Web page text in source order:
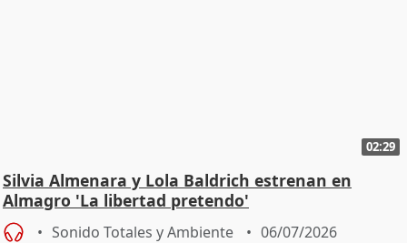
02:29
Silvia Almenara y Lola Baldrich estrenan en
Almagro 'La libertad pretendo'
Sonido Totales y Ambiente 06/07/2026